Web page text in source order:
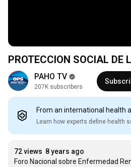
PAHO TV
207K subscribers
From an international health
Learn how experts define health
72 views 8 years ago
Foro Nacional sobre Enfermedad